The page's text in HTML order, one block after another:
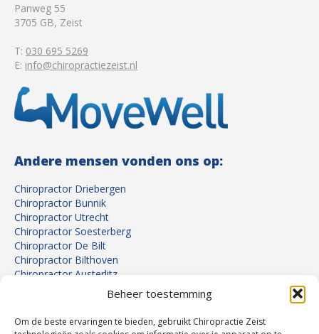
Beheer toestemming
Om de beste ervaringen te bieden, gebruikt Chiropractie Zeist
Panweg 55
3705 GB, Zeist
T: 030 695 5269
E: info@chiropractiezeist.nl
Andere mensen vonden ons op:
Chiropractor Driebergen
Chiropractor Bunnik
Chiropractor Utrecht
Chiropractor Soesterberg
Chiropractor De Bilt
Chiropractor Bilthoven
Chiropractor Austerlitz
Chiropractor Den Dolder